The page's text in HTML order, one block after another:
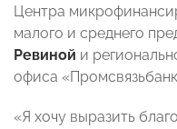
Центра
малого и среднего
Ревиной и
офиса
«Я хочу выразить